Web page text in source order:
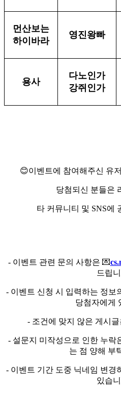
먼산보는
하이바라
영진왕빠
용사
다노인가
강쥐인가
😊이벤트에 참여해주신 유
당첨되신 분들은
타 커뮤니티 및 SNS에
- 이벤트 관련 문의 사항은 💌
드립
- 이벤트 신청 시 입력하는 정보
당첨자에게
- 조건에 맞지 않은 게시
- 설문지 미작성으로 인한 누락
는 점 양해 부
- 이벤트 기간 도중 닉네임 변경
있습